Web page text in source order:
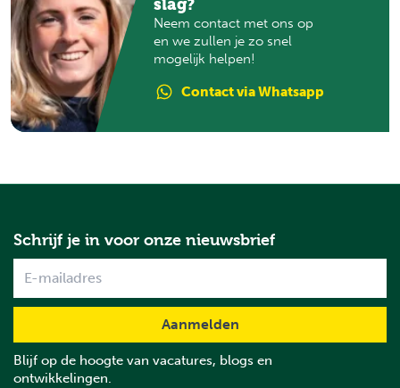
slag?
Neem contact met ons op
en we zullen je zo snel
mogelijk helpen!
Contactvia Whatsapp
Schrijf je in voor onze nieuwsbrief
Blijf op de hoogte van vacatures, blogs en
ontwikkelingen.